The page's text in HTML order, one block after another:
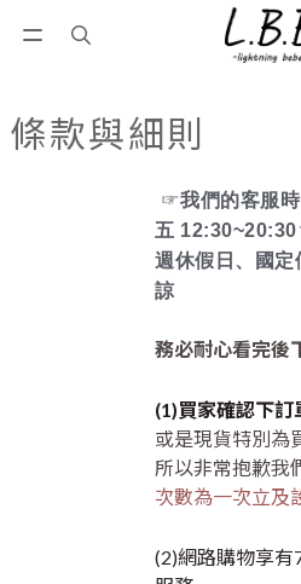
條款與細則
☞我們的客服
五 12:30~20:30
週休假日、國定
諒
務必耐心看完後
(1)買家確認下
或是現貨特別為
所以非常抱歉我
次數為一次立及
(2)網路購物享有